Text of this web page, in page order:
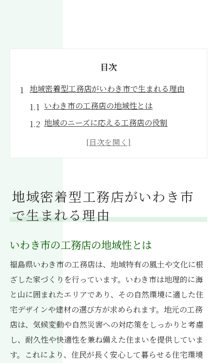
目次
地域密着型工務店がいわき市で生まれる理由
いわき市の工務店の地域性とは
地域のニーズに応える工務店の役割
地元の文化と工務店の関係性
いわき市における工務店の成長の背景
福島県いわき市での工務店選びが住まいの安心
を提供する
いわき市での工務店選びのポイント
地元の評判をチェックする方法
工務店の実績と住まいの安心感
地域特有の政策への対応力
いわき市の工務店が提供する保証制度
工務店の地域密着型政策がもたらす住まいの安
心感
地域密着型工務店がいわき市
で生まれる理由
いわき市の工務店の地域性とは
福島県いわき市の工務店は、地域特有の風土や文化に根
ざした家づくりを行っています。いわき市は地理的に海
と山に囲まれたエリアであり、その自然環境に適した住
宅デザインや建材の選び方が求められます。地元の工務
店は、気候変動や自然災害への対応策をしっかりと考慮
し、耐久性や快適性を兼ね備えた住まいを提供していま
す。これにより、住民が長く安心して暮らせる住宅環境